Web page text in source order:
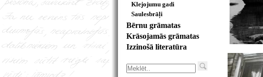
Klejojumu gadi
Saulesbrāļi
Bērnu grāmatas
Krāsojamās grāmatas
Izzinošā literatūra